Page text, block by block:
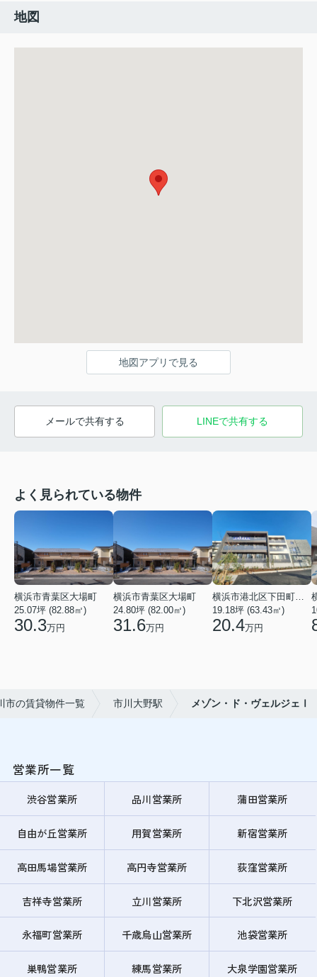
地図
地図アプリで見る
メールで共有する LINEで共有する
よく見られている物件
横浜市青葉区大場町
25.07坪 (82.88㎡)
30.3万円
横浜市青葉区大場町
24.80坪 (82.00㎡)
31.6万円
19.18坪 (63.43㎡)
20.4万円
市の賃貸物件一覧 市川大野駅 メゾン・ド・ヴェルジェⅠ
営業所一覧
渋谷営業所 品川営業所 蒲田営業所
自由が丘営業所 用賀営業所 新宿営業所
高田馬場営業所 高円寺営業所 荻窪営業所
吉祥寺営業所 立川営業所 下北沢営業所
永福町営業所 千歳烏山営業所 池袋営業所
巣鴨営業所 練馬営業所 大泉学園営業所